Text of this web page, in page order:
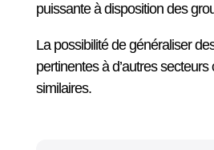
puissante à disposition des
La possibilité de généraliser
pertinentes à d’autres secteurs
similaires.